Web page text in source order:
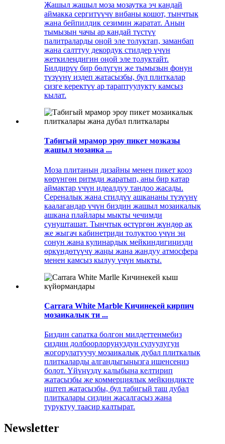
Жашыл жашыл моза мозаутка эч кандай
аймакка сергитүүчү вибаны кошот, тынчтык
жана бейпилдик сезимин жаратат. Анын
тымызын чачы ар кандай түстүү
палитраларды оңой эле толуктап, заманбап
жана салттуу декордук стилдер үчүн
жеткилеңдигин оңой эле толуктайт.
Билдирүү бир бөлүгүн же тымызын фонун
түзүүнү издеп жатасызбы, бул плиткалар
сизге керектүү ар тараптуулукту камсыз
кылат.
Табигый мрамор эроу пикет мозказы
жашыл мозаика ...
Моза плитанын дизайны менен пикет кооз
көрүнгөн ритмди жаратып, аны бир катар
аймактар ​​үчүн идеалдуу тандоо жасады.
Сереналык жана стилдүү ашкананы түзүүнү
каалагандар үчүн биздин жашыл мозаикалык
ашкана плайлары мыкты чечимди
сунушташат. Тынчтык өстүргөн жүндөр ак
же жыгач кабинетриди толуктоо үчүн эң
сонун жана кулинардык мейкиндигиңизди
өркүндөтүүчү жаңы жана жандуу атмосфера
менен камсыз кылуу үчүн мыкты.
Carrara White Marble Кичинекей кирпич
мозаикалык ти ...
Биздин сапатка болгон милдеттенмебиз
сиздин долбоорлоруңуздун сулуулугун
жогорулатуучу мозаикалык дубал плиткалык
плиткаларды алгандыгыңызга ишенсеңиз
болот. Үйүңүздү калыбына келтирип
жатасызбы же коммерциялык мейкиндикте
иштеп жатасызбы, бул табигый таш дубал
плиткалары сиздин жасалгасыз жана
туруктуу таасир калтырат.
Newsletter